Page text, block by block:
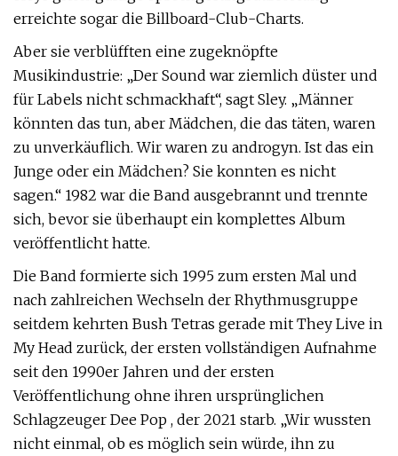
erreichte sogar die Billboard-Club-Charts.
Aber sie verblüfften eine zugeknöpfte
Musikindustrie: „Der Sound war ziemlich düster und
für Labels nicht schmackhaft“, sagt Sley. „Männer
könnten das tun, aber Mädchen, die das täten, waren
zu unverkäuflich. Wir waren zu androgyn. Ist das ein
Junge oder ein Mädchen? Sie konnten es nicht
sagen.“ 1982 war die Band ausgebrannt und trennte
sich, bevor sie überhaupt ein komplettes Album
veröffentlicht hatte.
Die Band formierte sich 1995 zum ersten Mal und
nach zahlreichen Wechseln der Rhythmusgruppe
seitdem kehrten Bush Tetras gerade mit They Live in
My Head zurück, der ersten vollständigen Aufnahme
seit den 1990er Jahren und der ersten
Veröffentlichung ohne ihren ursprünglichen
Schlagzeuger Dee Pop , der 2021 starb. „Wir wussten
nicht einmal, ob es möglich sein würde, ihn zu